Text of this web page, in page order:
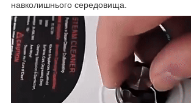
навколишнього середовища.